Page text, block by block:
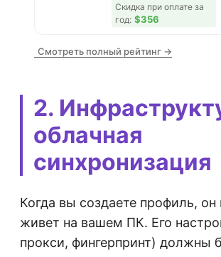
Скидка при оплате за
год: $356
Смотреть полный рейтинг →
2.
облачная
синхронизация
Когда вы создаете профиль, он
живет на вашем ПК. Его
прокси, фингерпринт) должны